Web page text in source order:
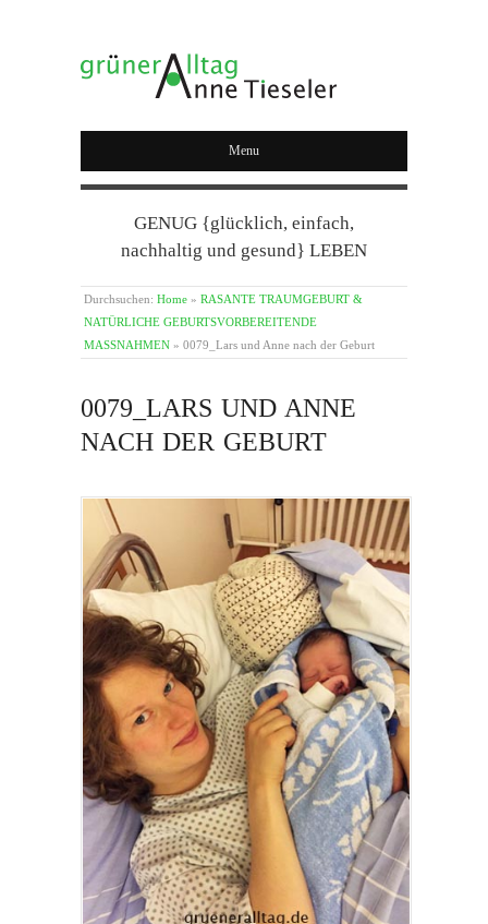
GRÜNER ALLTAG
Menu
GENUG {glücklich, einfach,
nachhaltig und gesund} LEBEN
Durchsuchen: Home » RASANTE TRAUMGEBURT &
NATÜRLICHE GEBURTSVORBEREITENDE
MASSNAHMEN » 0079_Lars und Anne nach der Geburt
0079_LARS UND ANNE
NACH DER GEBURT